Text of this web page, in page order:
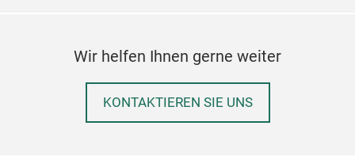
Wir helfen Ihnen gerne weiter
KONTAKTIEREN SIE UNS